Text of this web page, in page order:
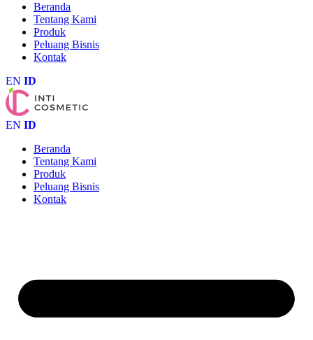
Beranda
Tentang Kami
Produk
Peluang Bisnis
Kontak
EN ID
EN ID
Beranda
Tentang Kami
Produk
Peluang Bisnis
Kontak